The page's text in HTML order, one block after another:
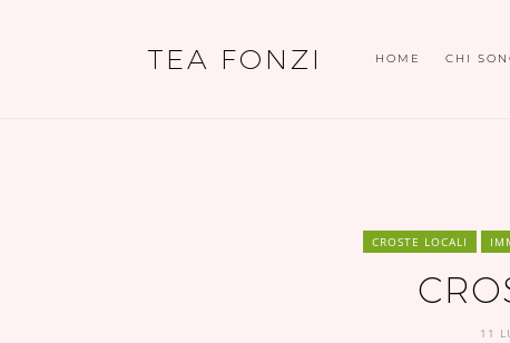
TEA FONZI HOME CHI
CROSTE LOCALI
11